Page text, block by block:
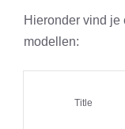
Hieronder vind
modellen:
Title